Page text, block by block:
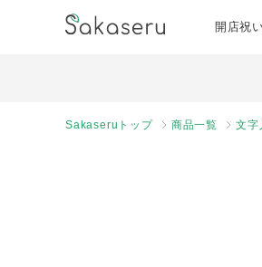
開店祝
Sakaseruトップ 商品一覧 文字